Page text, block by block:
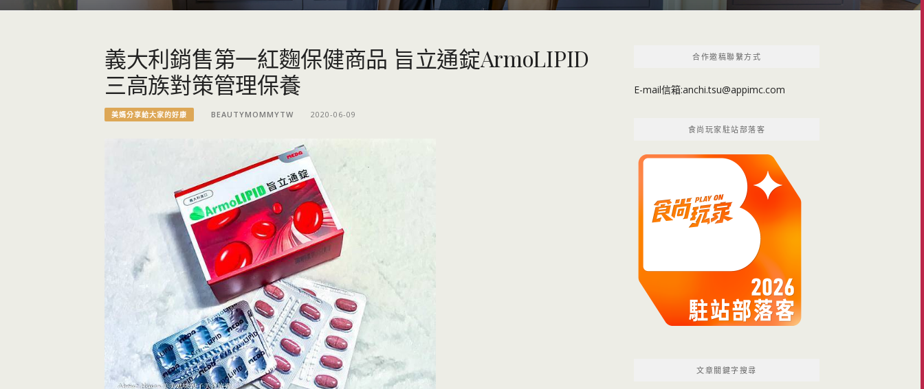
義大利銷售第一紅麴保健商品 旨立通錠ArmoLIPID
三高族對策管理保養
美媽分享給大家的好康 BEAUTYMOMMYTW 2020-06-09
合作邀稿聯繫方式
E-mail信箱:anchi.tsu@appimc.com
食尚玩家駐站部落客
文章關鍵字搜尋